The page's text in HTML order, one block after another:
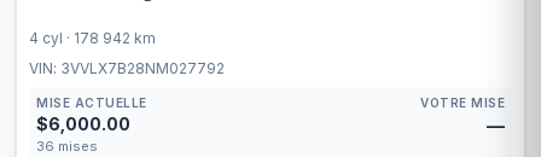
4 cyl · 178 942 km
VIN: 3VVLX7B28NM027792
MISE ACTUELLE
$6,000.00
36 mises
VOTRE MISE
—